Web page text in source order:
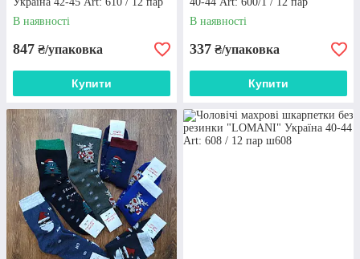
В наявності
847 ₴/упаковка
Купити
В наявності
337 ₴/упаковка
Купити